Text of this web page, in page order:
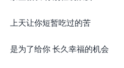
上天让你短暂吃过的苦
是为了给你 长久幸福的机会